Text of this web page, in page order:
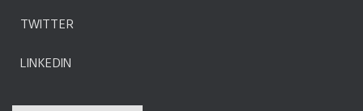
TWITTER
LINKEDIN